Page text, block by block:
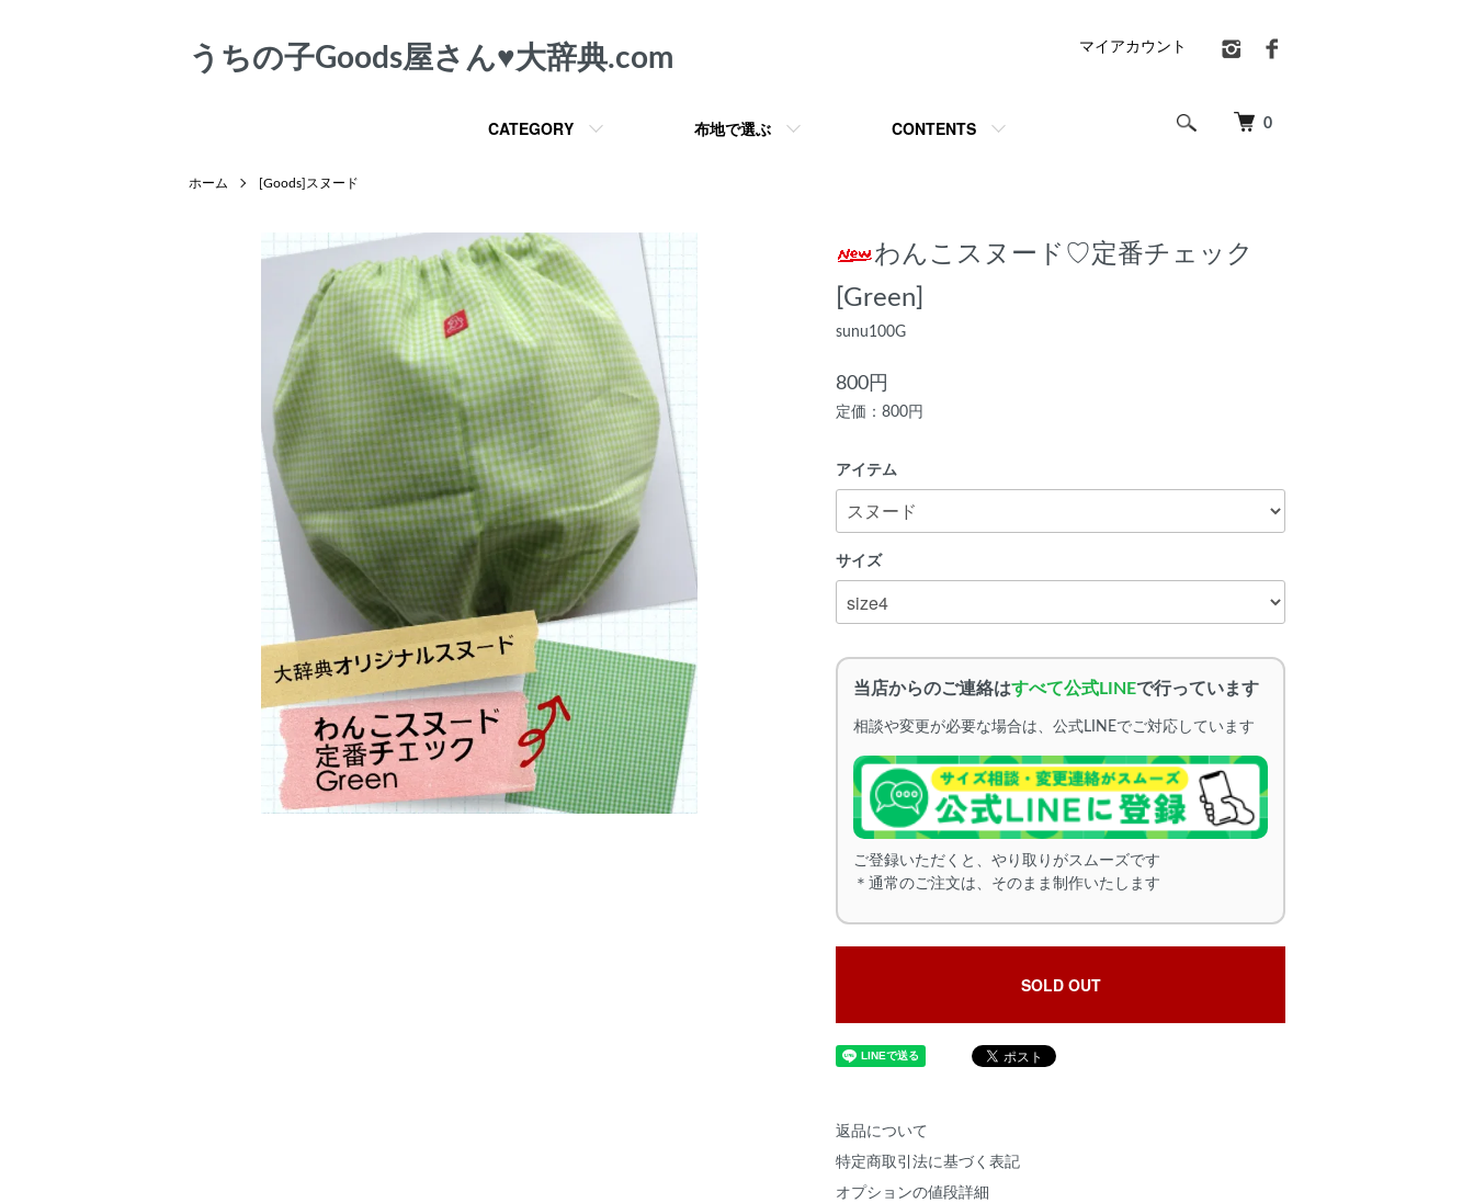
うちの子Goods屋さん♥︎大辞典.com
0
CATEGORY 布地で選ぶ CONTENTS
マイアカウント
ホーム [Goods]スヌード
わんこスヌード♡定番チェック
[Green]
sunu100G
800円
定価：800円
アイテム
サイズ
当店からのご連絡はすべて公式LINEで行っています
相談や変更が必要な場合は、公式LINEでご対応しています
ご登録いただくと、やり取りがスムーズです
＊通常のご注文は、そのまま制作いたします
SOLD OUT
返品について
特定商取引法に基づく表記
オプションの値段詳細